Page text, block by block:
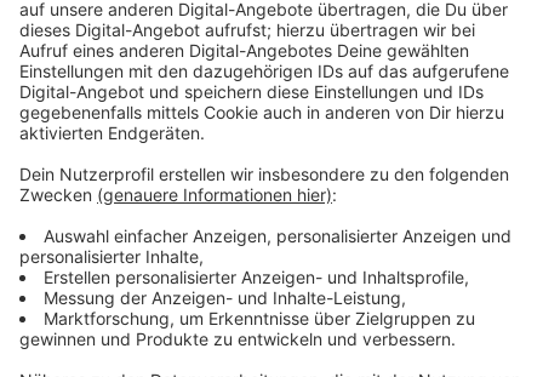
diplomatischen Hürden überwinden wird.
Anzeige
Anzeige
Neben der Sicherheitspolitik hat Merz ein
umfassendes Sofortprogrammfür die Wirtschaft
angekündigt. Er plant, die Stromsteuer und die